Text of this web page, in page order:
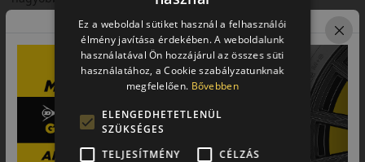
Biztonsági jellemzők
Precíz irányíthatóság és stabil fékezési teljesítmény.
Komfort és zajszint
Sportos karakter mellett is megfelelő komfort.
Felhasználási ajánlás
Ez a weboldal sütiket használ a felhasználói
élmény javítása érdekében. A weboldalunk
használatával Ön hozzájárul az összes süti
használatához, a Cookie szabályzatunknak
megfelelően. Bővebben
ELENGEDHETETLENÜL
SZÜKSÉGES
TELJESÍTMÉNY
CÉLZÁS